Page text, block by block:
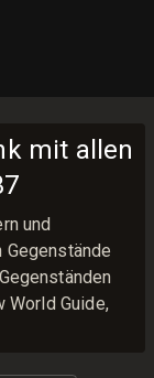
mit allen
und
Gegenstände
World Guide,